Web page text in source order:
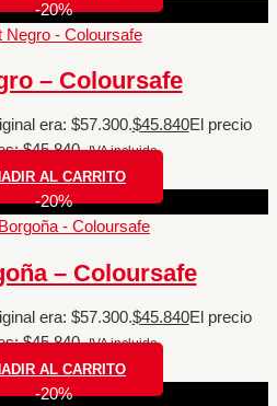
-20%
– Coloursafe
era: $57.300.$45.840El precio
$45.840. IVA incluido
AL CARRITO
-20%
– Coloursafe
era: $57.300.$45.840El precio
$45.840. IVA incluido
AL CARRITO
-20%